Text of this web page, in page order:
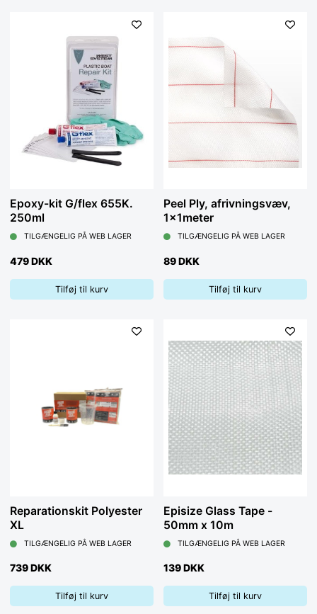
Epoxy-kit G/flex 655K.
250ml
TILGÆNGELIG PÅ WEB LAGER
479 DKK
Tilføj til kurv
Peel Ply, afrivningsvæv,
1x1meter
TILGÆNGELIG PÅ WEB LAGER
89 DKK
Tilføj til kurv
Reparationskit Polyester
XL
TILGÆNGELIG PÅ WEB LAGER
739 DKK
Tilføj til kurv
Episize Glass Tape -
50mm x 10m
TILGÆNGELIG PÅ WEB LAGER
139 DKK
Tilføj til kurv